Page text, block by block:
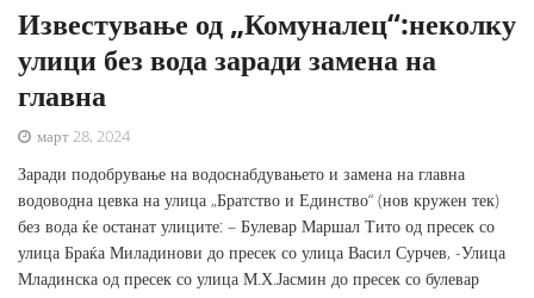
Известување од „Комуналец“:неколку
улици без вода заради замена на
главна
март 28, 2024
Заради подобрување на водоснабдувањето и замена на главна
водоводна цевка на улица „Братство и Единство“ (нов кружен тек)
без вода ќе останат улиците: – Булевар Маршал Тито од пресек со
улица Браќа Миладинови до пресек со улица Васил Сурчев, -Улица
Младинска од пресек со улица М.Х.Јасмин до пресек со булевар